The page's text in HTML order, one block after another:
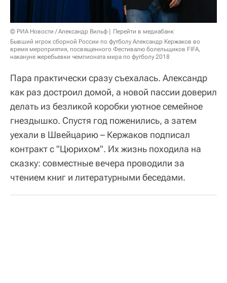
© РИА Новости / Александр Вильф
Перейти в медиабанк
Бывший игрок сборной России по футболу Александр Кержаков во
время мероприятия, посвященного Фестивалю болельщиков FIFA,
накануне жеребьевки чемпионата мира по футболу 2018
Пара практически сразу съехалась. Александр
как раз достроил домой, а новой пассии доверил
делать из безликой коробки уютное семейное
гнездышко. Спустя год поженились, а затем
уехали в Швейцарию – Кержаков подписал
контракт с "Цюрихом". Их жизнь походила на
сказку: совместные вечера проводили за
чтением книг и литературными беседами.